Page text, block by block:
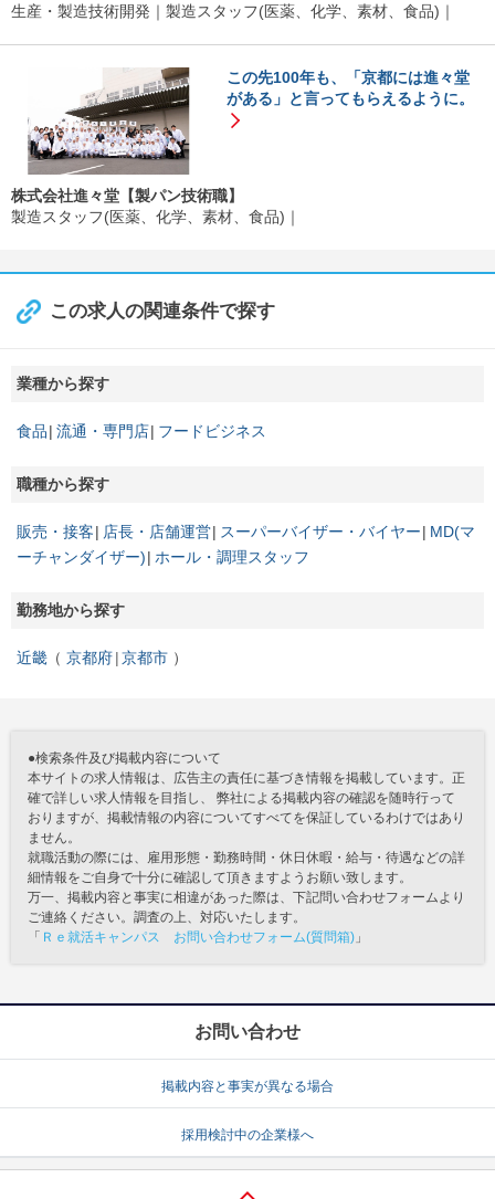
生産・製造技術開発
製造スタッフ(医薬、化学、素材、食品)
この先100年も、「京都には進々堂
がある」と言ってもらえるように。
株式会社進々堂【製パン技術職】
製造スタッフ(医薬、化学、素材、食品)
この求人の関連条件で探す
業種から探す
食品 流通・専門店 フードビジネス
職種から探す
販売・接客 店長・店舗運営 スーパーバイザー・バイヤー
MD(マ
ーチャンダイザー)
ホール・調理スタッフ
勤務地から探す
近畿 京都府 京都市
●検索条件及び掲載内容について
本サイトの求人情報は、広告主の責任に基づき情報を掲載しています。正
確で詳しい求人情報を目指し、 弊社による掲載内容の確認を随時行って
おりますが、掲載情報の内容についてすべてを保証しているわけではあり
ません。
就職活動の際には、雇用形態・勤務時間・休日休暇・給与・待遇などの詳
細情報をご自身で十分に確認して頂きますようお願い致します。
万一、掲載内容と事実に相違があった際は、下記問い合わせフォームより
ご連絡ください。調査の上、対応いたします。
「 Ｒｅ就活キャンパス お問い合わせフォーム(質問箱) 」
お問い合わせ
掲載内容と事実が異なる場合
採用検討中の企業様へ